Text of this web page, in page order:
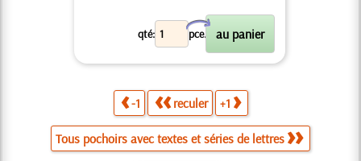
qté: pce.
X
-1 reculer +1
Tous pochoirs avec textes et séries de lettres